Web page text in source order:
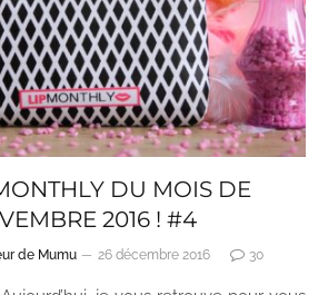
DU MOIS DE
2016 ! #4
de Mumu 26 décembre 2016 30